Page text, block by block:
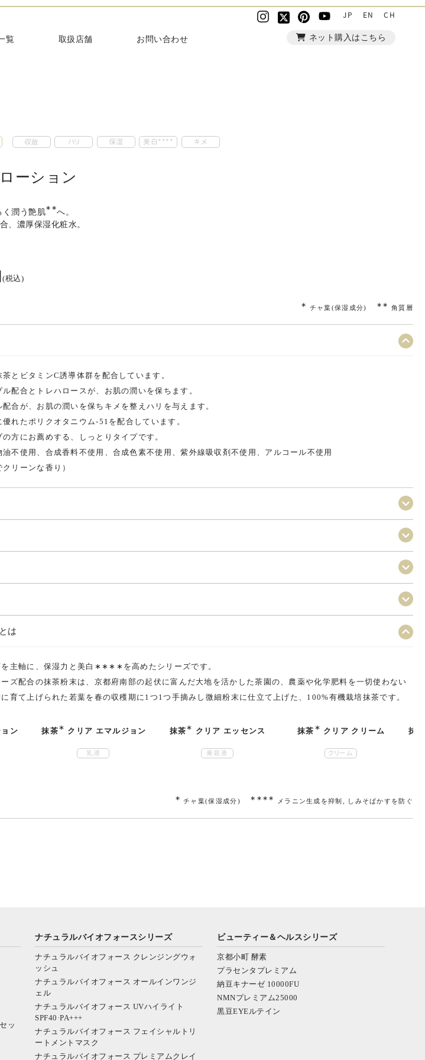
覧 取扱店舗 お問い合わせ
JP EN CH
ネット購入はこちら
収斂 ハリ 保湿 美白**** キメ
ーション
く潤う艶肌∗∗へ。
、濃厚保湿化粧水。
(税込)
∗ チャ葉(保湿成分) ∗∗ 角質層
とビタミンC誘導体群を配合しています。
配合とトレハロースが、お肌の潤いを保ちます。
合が、お肌の潤いを保ちキメを整えハリを与えます。
れたポリクオタニウム-51を配合しています。
方にお薦めする、しっとりタイプです。
不使用、合成香料不使用、合成色素不使用、紫外線吸収剤不使用、アルコール不使用
リーンな香り）
は
主軸に、保湿力と美白 ∗∗∗∗ を高めたシリーズです。
ズ配合の抹茶粉末は、京都府南部の起伏に富んだ大地を活かした茶園の、農薬や化学肥料を一切使わない
育て上げられた若葉を春の収穫期に1つ1つ手摘みし微細粉末に仕立て上げた、100%有機栽培抹茶です。
ン 抹茶∗ クリア エマルジョン
乳液
抹茶∗ クリア エッセンス
美容液
抹茶 ∗ クリア クリーム
クリーム
抹茶
∗ チャ葉(保湿成分) ∗∗∗∗ メラニン生成を抑制, しみそばかすを防ぐ
ッ
ナチュラルバイオフォースシリーズ
ナチュラルバイオフォース クレンジングウォ
ッシュ
ナチュラルバイオフォース オールインワンジ
ェル
ナチュラルバイオフォース UVハイライト
SPF40·PA+++
ナチュラルバイオフォース フェイシャルトリ
ートメントマスク
ナチュラルバイオフォース プレミアムクレイ
ビューティー＆ヘルスシリーズ
京都小町 酵素
プラセンタプレミアム
納豆キナーゼ 10000FU
NMNプレミアム25000
黒豆EYEルテイン